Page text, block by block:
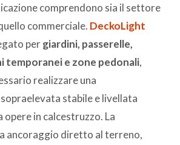
comprendono sia il settore
commerciale. DeckoLight
pergiardini, passerelle,
temporanei e zone pedonali,
realizzare una
stabile e livellata
opere in calcestruzzo. La
ancoraggio diretto al terreno,